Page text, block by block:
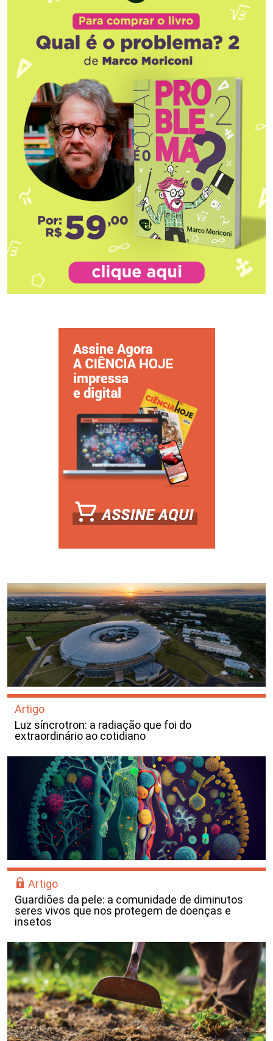
Artigo
Luz síncrotron: a radiação que foi do
extraordinário ao cotidiano
Artigo
Guardiões da pele: a comunidade de diminutos
seres vivos que nos protegem de doenças e
insetos